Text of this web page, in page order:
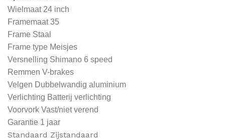
Wielmaat 24 inch
Framemaat 35
Frame Staal
Frame type Meisjes
Versnelling Shimano 6 speed
Remmen V-brakes
Velgen Dubbelwandig aluminium
Verlichting Batterij verlichting
Voorvork Vast/niet verend
Garantie 1 jaar
Standaard Zijstandaard